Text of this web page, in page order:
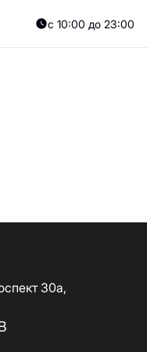
с 10:00 до 23:00
30а,